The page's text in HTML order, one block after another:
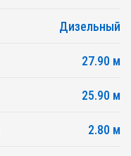
Дизельный
27.90 м
25.90 м
2.80 м